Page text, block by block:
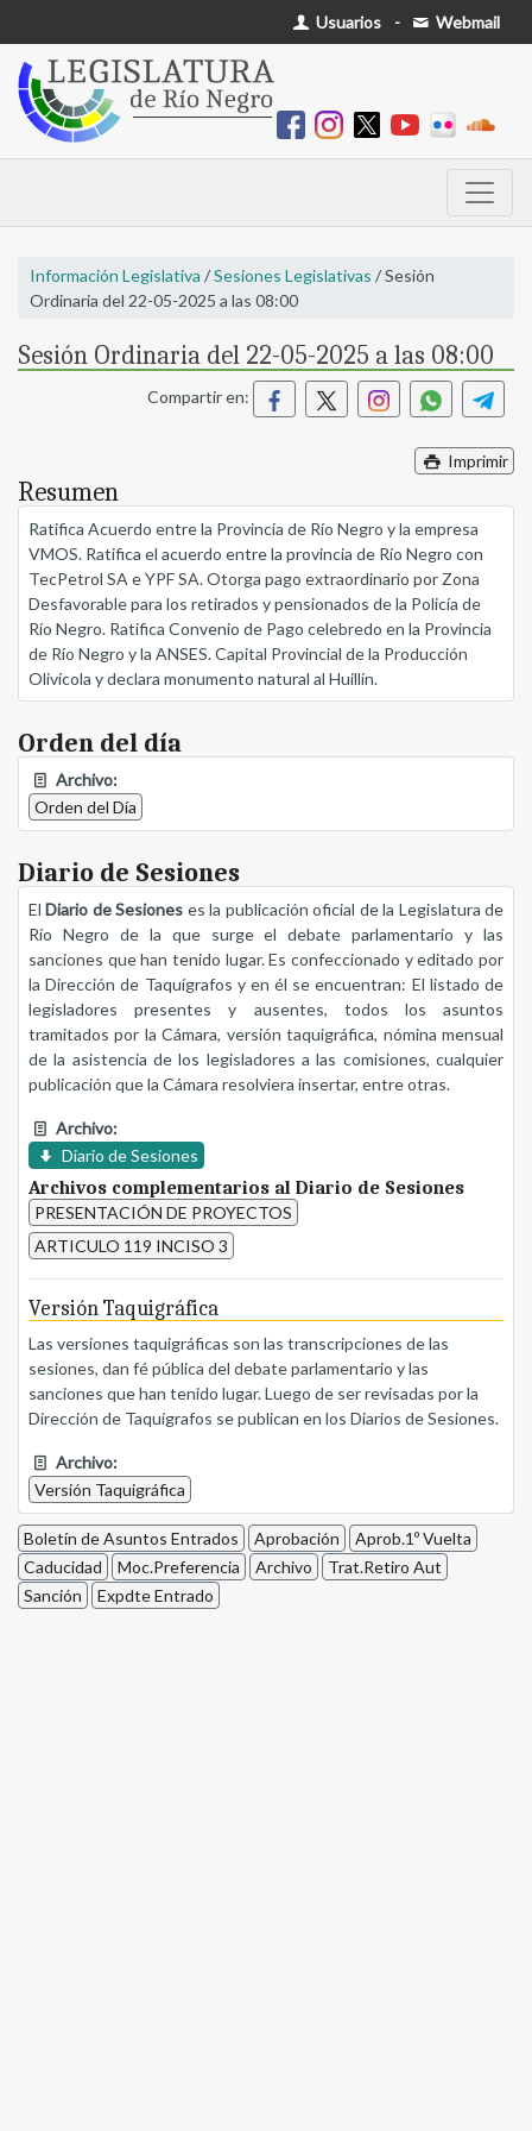
Usuarios - Webmail
Información Legislativa /Sesiones Legislativas / Sesión
Ordinaria del 22-05-2025 a las 08:00
Sesión Ordinaria del 22-05-2025 a las 08:00
Compartir en:
Imprimir
Resumen
Ratifica Acuerdo entre la Provincia de Río Negro y la empresa
VMOS. Ratifica el acuerdo entre la provincia de Río Negro con
TecPetrol SA e YPF SA. Otorga pago extraordinario por Zona
Desfavorable para los retirados y pensionados de la Policía de
Río Negro. Ratifica Convenio de Pago celebredo en la Provincia
de Río Negro y la ANSES. Capital Provincial de la Producción
Olivícola y declara monumento natural al Huillín.
Orden del día
Archivo:
Orden del Día
Diario de Sesiones
ElDiario de Sesiones es la publicación oficial de la Legislatura de
Río Negro de la que surge el debate parlamentario y las
sanciones que han tenido lugar. Es confeccionado y editado por
la Dirección de Taquígrafos y en él se encuentran: El listado de
legisladores presentes y ausentes, todos los asuntos
tramitados por la Cámara, versión taquigráfica, nómina mensual
de la asistencia de los legisladores a las comisiones, cualquier
publicación que la Cámara resolviera insertar, entre otras.
Archivo:
Diario de Sesiones
Archivos complementarios al Diario de Sesiones
PRESENTACIÓN DE PROYECTOS
ARTICULO 119 INCISO 3
Versión Taquigráfica
Las versiones taquigráficas son las transcripciones de las
sesiones, dan fé pública del debate parlamentario y las
sanciones que han tenido lugar. Luego de ser revisadas por la
Dirección de Taquígrafos se publican en los Diarios de Sesiones.
Archivo:
Versión Taquigráfica
Boletín de Asuntos Entrados Aprobación
Aprob.1º Vuelta
Caducidad
Moc.Preferencia Archivo
Trat.Retiro Aut
Sanción
Expdte Entrado